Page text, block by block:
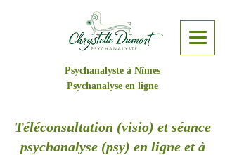
Psychanalyste à Nîmes
Psychanalyse en ligne
Téléconsultation (visio) et séance
psychanalyse (psy) en ligne et à